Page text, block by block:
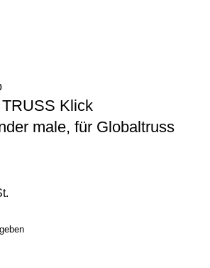
Klick
male, für Globaltruss